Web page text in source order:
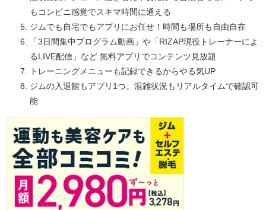
もコンビニ感覚でスキマ時間に通える
ジムでも自宅でもアプリにお任せ！時間も場所も自由自在
「3日間集中プログラム動画」や「RIZAP現役トレーナーによ
るLIVE配信」など 無料アプリでコンテンツ見放題
トレーニングメニューも記録できるからやる気UP
ジムの入退館もアプリ1つ。混雑状況もリアルタイムで確認可
能